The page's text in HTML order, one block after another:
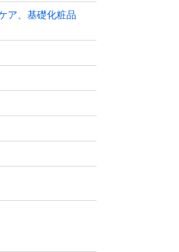
いたします。
センタ
プラセンタ200
ッチリフトEXプ
ッチリフトEXプ
ア、基礎化粧品